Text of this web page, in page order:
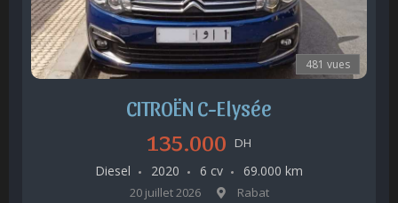
481 vues
CITROËN C-Elysée
135.000 DH
Diesel 2020 6 cv 69.000 km
20 juillet 2026 Rabat